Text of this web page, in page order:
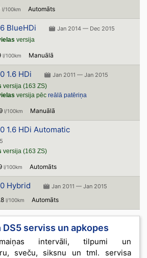
l/100km Automāts
BlueHDi
Jan 2014 — Dec 2015
versija
l/100km Manuālā
1.6 HDi
Jan 2011 — Jan 2015
versija (163 ZS)
versija pēcreālā patēriņa
l/100km Manuālā
1.6 HDi Automatic
versija (163 ZS)
l/100km Automāts
Hybrid Jan 2011 — Jan 2015
l/100km Automāts
DS5 serviss un apkopes
intervāli, tilpumi un
sveču, siksnu un tml. servisa